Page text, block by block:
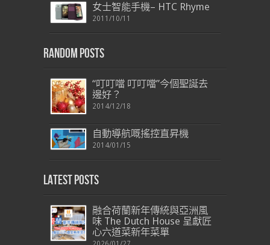
女士智能手機– HTC Rhyme
2011/10/11
Random Posts
“叮叮噹 叮叮噹”今個聖誕去
邊好？
2014/12/18
自動導航嘅搖控直昇機
2014/01/15
Latest Posts
融合荷蘭新年傳統與亞洲風
味 The Dutch House 呈獻匠
心六道菜新年菜單